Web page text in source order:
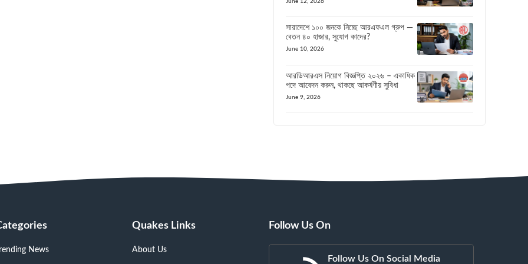
সারাদেশে ১০০ জনকে নিচ্ছে আরএফএল গ্রুপ —
বেতন ৪০ হাজার, সুযোগ কাদের?
June 10, 2026
আরডিআরএস নিয়োগ বিজ্ঞপ্তি ২০২৬ – একাধিক
পদে আবেদন করুন, থাকছে আকর্ষণীয় সুবিধা
June 9, 2026
News
Quakes Links
About Us
Follow Us On
Follow Us On Social Media